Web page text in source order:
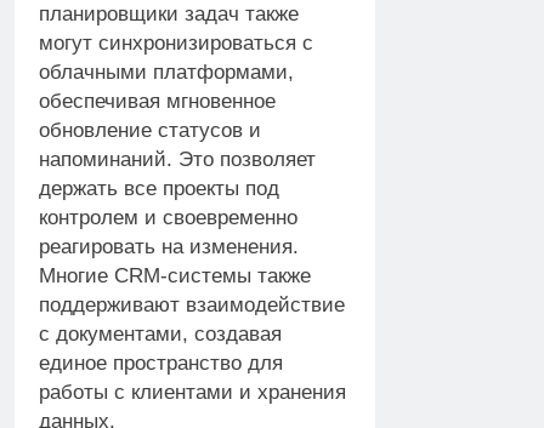
планировщики задач также
могут синхронизироваться с
облачными платформами,
обеспечивая мгновенное
обновление статусов и
напоминаний. Это позволяет
держать все проекты под
контролем и своевременно
реагировать на изменения.
Многие CRM-системы также
поддерживают взаимодействие
с документами, создавая
единое пространство для
работы с клиентами и хранения
данных.